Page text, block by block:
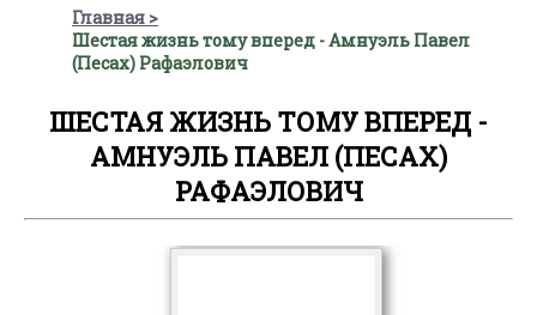
Главная
Шестая жизнь тому вперед - Амнуэль Павел
(Песах) Рафаэлович
ШЕСТАЯ ЖИЗНЬ ТОМУ ВПЕРЕД -
АМНУЭЛЬ ПАВЕЛ (ПЕСАХ)
РАФАЭЛОВИЧ